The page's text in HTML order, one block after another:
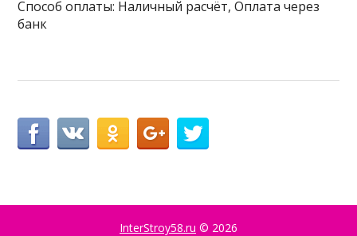
Способ оплаты: Наличный расчёт, Оплата через
банк
InterStroy58.ru © 2026